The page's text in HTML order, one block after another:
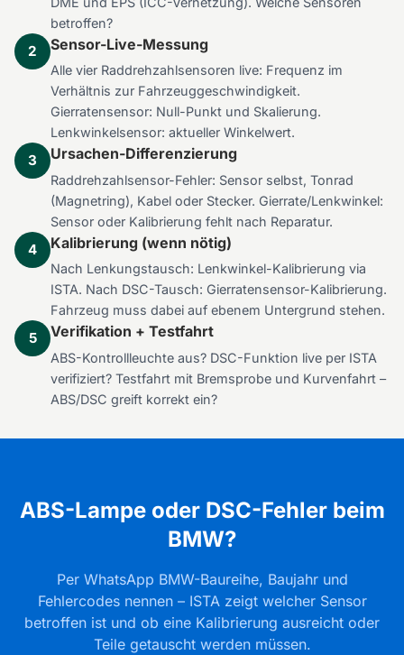
betroffen?
2 Sensor-Live-Messung
Alle vier Raddrehzahlsensoren live: Frequenz im
Verhältnis zur Fahrzeuggeschwindigkeit.
Gierratensensor: Null-Punkt und Skalierung.
Lenkwinkelsensor: aktueller Winkelwert.
3 Ursachen-Differenzierung
Raddrehzahlsensor-Fehler: Sensor selbst, Tonrad
(Magnetring), Kabel oder Stecker. Gierrate/Lenkwinkel:
Sensor oder Kalibrierung fehlt nach Reparatur.
4 Kalibrierung (wenn nötig)
Nach Lenkungstausch: Lenkwinkel-Kalibrierung via
ISTA. Nach DSC-Tausch: Gierratensensor-Kalibrierung.
Fahrzeug muss dabei auf ebenem Untergrund stehen.
5 Verifikation + Testfahrt
ABS-Kontrollleuchte aus? DSC-Funktion live per ISTA
verifiziert? Testfahrt mit Bremsprobe und Kurvenfahrt –
ABS/DSC greift korrekt ein?
ABS-Lampe oder DSC-Fehler beim
BMW?
Per WhatsApp BMW-Baureihe, Baujahr und
Fehlercodes nennen – ISTA zeigt welcher Sensor
betroffen ist und ob eine Kalibrierung ausreicht oder
Teile getauscht werden müssen.